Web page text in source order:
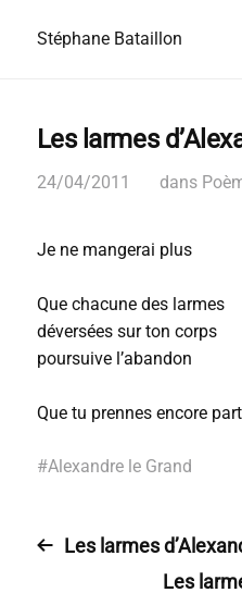
Stéphane Bataillon
Les larmes
24/04/2011 dans
Je ne mangerai plus
Que chacune des larmes
déversées sur ton corps
poursuive l’abandon
Que tu prennes encore
#Alexandre le Grand
Les larmes
Les